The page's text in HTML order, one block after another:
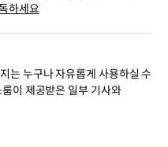
하세요
는 누구나 자유롭게 사용하실 수
이 제공받은 일부 기사와